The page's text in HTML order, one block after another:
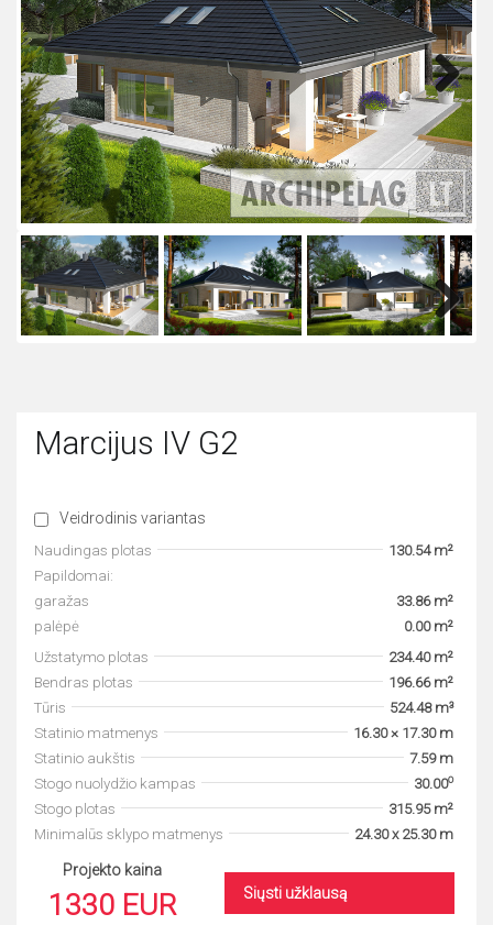
Next
Marcijus IV G2
Veidrodinis variantas
Naudingas plotas
130.54 m²
Papildomai:
garažas
33.86 m²
palėpė
0.00 m²
Užstatymo plotas
234.40 m²
Bendras plotas
196.66 m²
Tūris
524.48 m³
Statinio matmenys
16.30 × 17.30 m
Statinio aukštis
7.59 m
Stogo nuolydžio kampas
30.00o
Stogo plotas
315.95 m²
Minimalūs sklypo matmenys
24.30 x 25.30 m
Projekto kaina
1330 EUR Siųsti užklausą